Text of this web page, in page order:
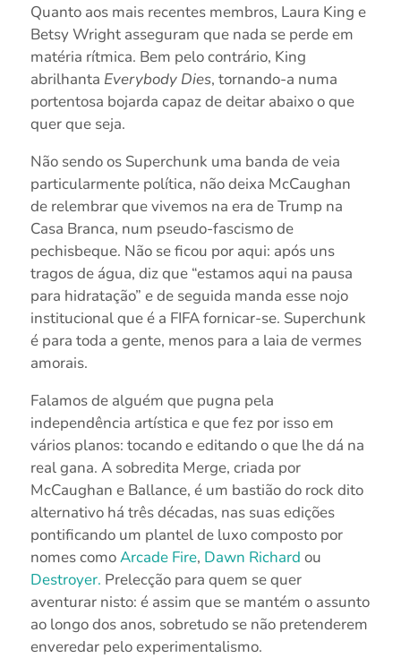
Quanto aos mais recentes membros, Laura King e
Betsy Wright asseguram que nada se perde em
matéria rítmica. Bem pelo contrário, King
abrilhanta Everybody Dies, tornando-a numa
portentosa bojarda capaz de deitar abaixo o que
quer que seja.
Não sendo os Superchunk uma banda de veia
particularmente política, não deixa McCaughan
de relembrar que vivemos na era de Trump na
Casa Branca, num pseudo-fascismo de
pechisbeque. Não se ficou por aqui: após uns
tragos de água, diz que “estamos aqui na pausa
para hidratação” e de seguida manda esse nojo
institucional que é a FIFA fornicar-se. Superchunk
é para toda a gente, menos para a laia de vermes
amorais.
Falamos de alguém que pugna pela
independência artística e que fez por isso em
vários planos: tocando e editando o que lhe dá na
real gana. A sobredita Merge, criada por
McCaughan e Ballance, é um bastião do rock dito
alternativo há três décadas, nas suas edições
pontificando um plantel de luxo composto por
nomes comoArcade Fire, Dawn Richard ou
Destroyer. Prelecção para quem se quer
aventurar nisto: é assim que se mantém o assunto
ao longo dos anos, sobretudo se não pretenderem
enveredar pelo experimentalismo.